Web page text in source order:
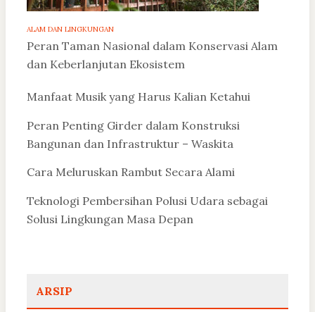
ALAM DAN LINGKUNGAN
Peran Taman Nasional dalam Konservasi Alam
dan Keberlanjutan Ekosistem
Manfaat Musik yang Harus Kalian Ketahui
Peran Penting Girder dalam Konstruksi
Bangunan dan Infrastruktur – Waskita
Cara Meluruskan Rambut Secara Alami
Teknologi Pembersihan Polusi Udara sebagai
Solusi Lingkungan Masa Depan
ARSIP